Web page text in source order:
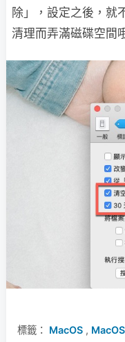
除」，設定之後，就
清理而弄滿磁碟空間
標籤： MacOS ,